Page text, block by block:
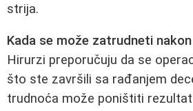
strija.
Kada se može zatrudneti
Hirurzi preporučuju da se
što ste završili sa rađanjem
trudnoća može poništiti